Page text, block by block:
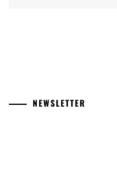
NEWSLETTER